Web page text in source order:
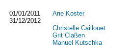
01/01/2011
31/12/2012
Arie Koster
Christelle Caillouet
Grit Claßen
Manuel Kutschka